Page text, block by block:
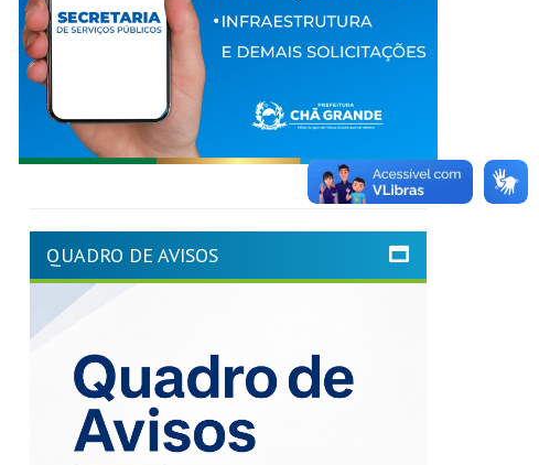
QUADRO DE AVISOS